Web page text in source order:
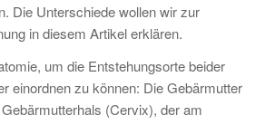
Die Unterschiede wollen wir zur
in diesem Artikel erklären.
um die Entstehungsorte beider
einordnen zu können: Die Gebärmutter
(Cervix), der am